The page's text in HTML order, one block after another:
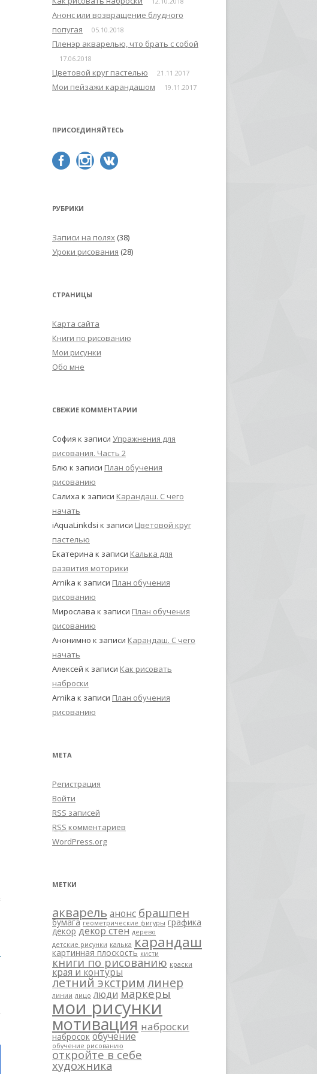
Анонс или возвращение блудного
попугая
05.10.2018
Пленэр акварелью, что брать с собой
17.06.2018
Цветовой круг пастелью 21.11.2017
Мои пейзажи карандашом 19.11.2017
ПРИСОЕДИНЯЙТЕСЬ
РУБРИКИ
Записи на полях (38)
Уроки рисования (28)
СТРАНИЦЫ
Карта сайта
Книги по рисованию
Мои рисунки
Обо мне
СВЕЖИЕ КОММЕНТАРИИ
София к записи Упражнения для
рисования. Часть 2
Блю к записи План обучения
рисованию
Салиха к записи Карандаш. С чего
начать
iAquaLinkdsi к записи Цветовой круг
пастелью
Екатерина к записи Калька для
развития моторики
Arnika к записи План обучения
рисованию
Мирослава к записи План обучения
рисованию
Анонимно к записи Карандаш. С чего
начать
Алексей к записи Как рисовать
наброски
Arnika к записи План обучения
рисованию
МЕТА
Регистрация
Войти
RSS записей
RSS комментариев
WordPress.org
МЕТКИ
акварель анонс брашпен
бумага геометрические фигуры графика
декор декор стен дерево
детские рисунки калька карандаш
картинная плоскость кисти
книги по рисованию краски
края и контуры
летний экстрим линер
линии лицо люди маркеры
мои рисунки
мотивация наброски
набросок обучение
обучение рисованию
откройте в себе
художника